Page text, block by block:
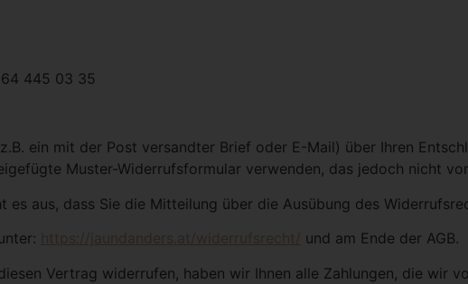
445 03 35
ein mit der Post versandter Brief oder E-Mail) über Ihren
Muster-Widerrufsformular verwenden, das jedoch nicht
es aus, dass Sie die Mitteilung über die Ausübung des
und am Ende der AGB.
Vertrag widerrufen, haben wir Ihnen alle Zahlungen, die wir